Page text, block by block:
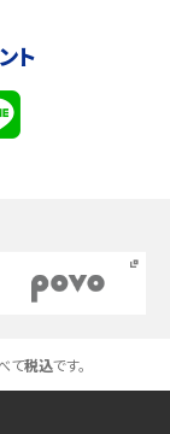
の注意点を解説！
詳しく紹介
見直すポイントを解
ト
て税込です。